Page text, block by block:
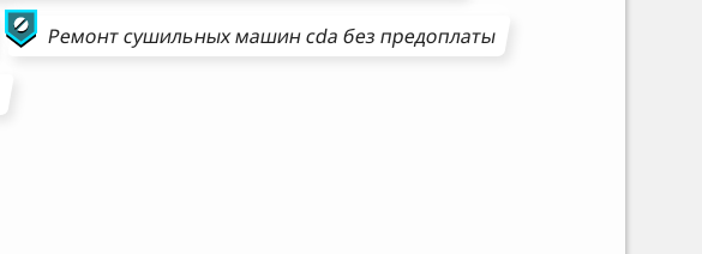
Ремонтсушильных машинcdaбез предоплаты